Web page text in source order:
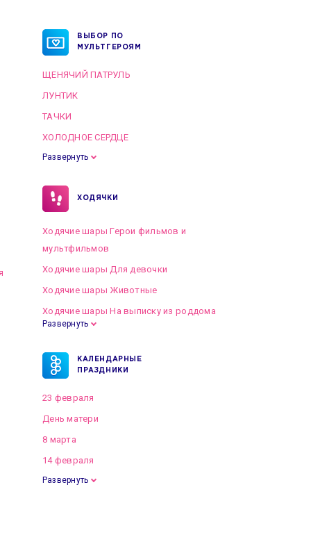
ВЫБОР ПО
МУЛЬТГЕРОЯМ
ЩЕНЯЧИЙ ПАТРУЛЬ
ЛУНТИК
ТАЧКИ
ХОЛОДНОЕ СЕРДЦЕ
Развернуть
ХОДЯЧКИ
Ходячие шары Герои фильмов и
мультфильмов
Ходячие шары Для девочки
Ходячие шары Животные
Ходячие шары На выписку из роддома
Развернуть
КАЛЕНДАРНЫЕ
ПРАЗДНИКИ
23 февраля
День матери
8 марта
14 февраля
Развернуть